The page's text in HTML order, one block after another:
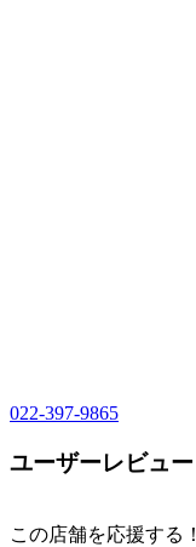
022-397-9865
ユーザーレビュー
この店舗を応援する！